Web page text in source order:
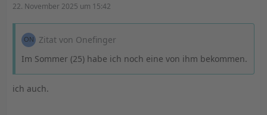
22. November 2025 um 15:42
Zitat von Onefinger
Im Sommer (25) habe ich noch eine von ihm bekommen.
ich auch.